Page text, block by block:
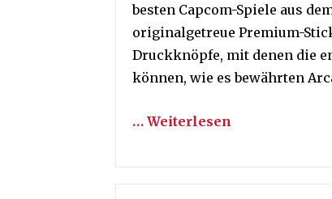
besten Capcom-Spiele aus
originalgetreue Premium-
Druckknöpfe, mit denen die
können, wie es bewährten
… Weiterlesen